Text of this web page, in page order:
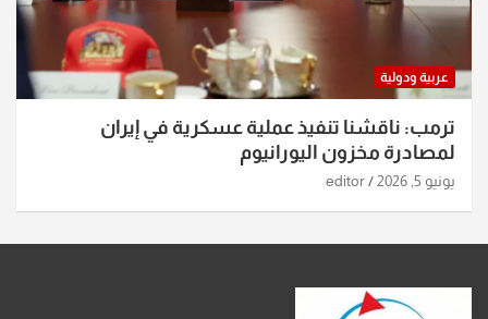
عربية ودولية
ترمب: ناقشنا تنفيذ عملية عسكرية في إيران
لمصادرة مخزون اليورانيوم
يونيو 5, 2026 editor